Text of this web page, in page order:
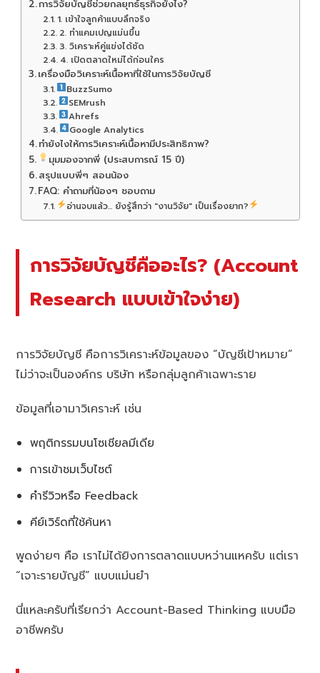
การวิจัยบัญชีช่วยกลยุทธ์ธุรกิจยังไง?
1. เข้าใจลูกค้าแบบลึกจริง
2. ทำแคมเปญแม่นขึ้น
3. วิเคราะห์คู่แข่งได้ชัด
4. เปิดตลาดใหม่ได้ก่อนใคร
เครื่องมือวิเคราะห์เนื้อหาที่ใช้ในการวิจัยบัญชี
BuzzSumo
SEMrush
Ahrefs
Google Analytics
ทำยังไงให้การวิเคราะห์เนื้อหามีประสิทธิภาพ?
มุมมองจากพี่ (ประสบการณ์ 15 ปี)
สรุปแบบพี่ๆ สอนน้อง
FAQ: คำถามที่น้องๆ ชอบถาม
อ่านจบแล้ว... ยังรู้สึกว่า "งานวิจัย" เป็นเรื่องยาก?
การวิจัยบัญชีคืออะไร? (Account
Research แบบเข้าใจง่าย)
การวิจัยบัญชี คือการวิเคราะห์ข้อมูลของ “บัญชีเป้าหมาย”
ไม่ว่าจะเป็นองค์กร บริษัท หรือกลุ่มลูกค้าเฉพาะราย
ข้อมูลที่เอามาวิเคราะห์ เช่น
พฤติกรรมบนโซเชียลมีเดีย
การเข้าชมเว็บไซต์
คำรีวิวหรือ Feedback
คีย์เวิร์ดที่ใช้ค้นหา
พูดง่ายๆ คือ เราไม่ได้ยิงการตลาดแบบหว่านแหครับ แต่เรา
“เจาะรายบัญชี” แบบแม่นยำ
นี่แหละครับที่เรียกว่า Account-Based Thinking แบบมือ
อาชีพครับ